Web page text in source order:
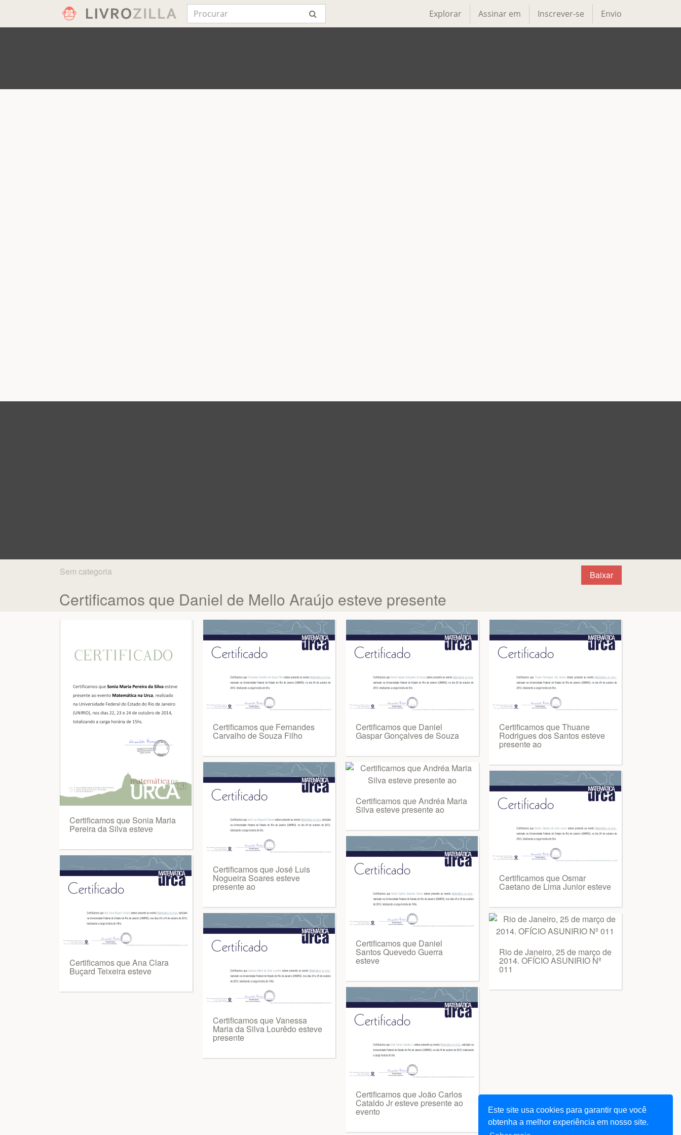
Este site usa cookies para garantir que você
obtenha a melhor experiência em nosso site.
Explorar Assinar em Inscrever-se Envio
Baixar
Sem categoria
Certificamos que Daniel de Mello Araújo esteve presente
Certificamos que Sonia Maria
Pereira da Silva esteve
Certificamos que Ana Clara
Buçard Teixeira esteve
Certificamos que Fernandes
Carvalho de Souza Filho
Certificamos que José Luis
Nogueira Soares esteve
presente ao
Certificamos que Vanessa
Maria da Silva Lourêdo esteve
presente
Certificamos que Daniel
Gaspar Gonçalves de Souza
Certificamos que Andréa Maria
Silva esteve presente ao
Certificamos que Daniel
Santos Quevedo Guerra
esteve
Certificamos que João Carlos
Cataldo Jr esteve presente ao
evento
Certificamos que Thuane
Rodrigues dos Santos esteve
presente ao
Certificamos que Osmar
Caetano de Lima Junior esteve
Rio de Janeiro, 25 de março de
2014. OFÍCIO ASUNIRIO Nº
011